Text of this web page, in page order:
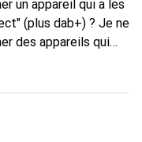
un appareil qui a les
(plus dab+) ? Je ne
des appareils qui
nombreux appareils
options. Je ne veux